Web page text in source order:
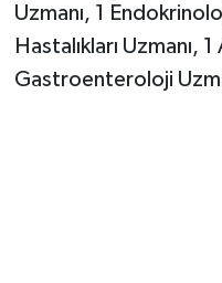
Uzmanı, 1
Hastalıkları Uzmanı, 1
Gastroenteroloji